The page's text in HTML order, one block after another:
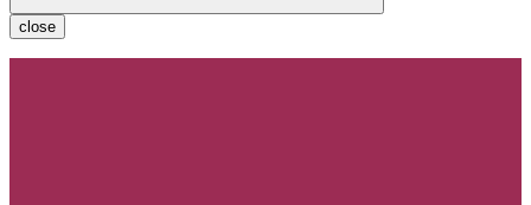
close